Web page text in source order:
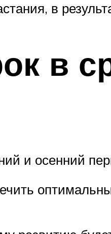
в
в
и осенний